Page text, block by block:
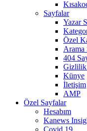
Sayfalar
Yazar
Özel
Arama
404
Gizlilik
Künye
İletişim
AMP
Özel Sayfalar
Hesabım
Kanews
Covid 19